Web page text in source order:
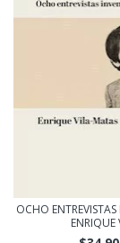
OCHO
ENRIQUE